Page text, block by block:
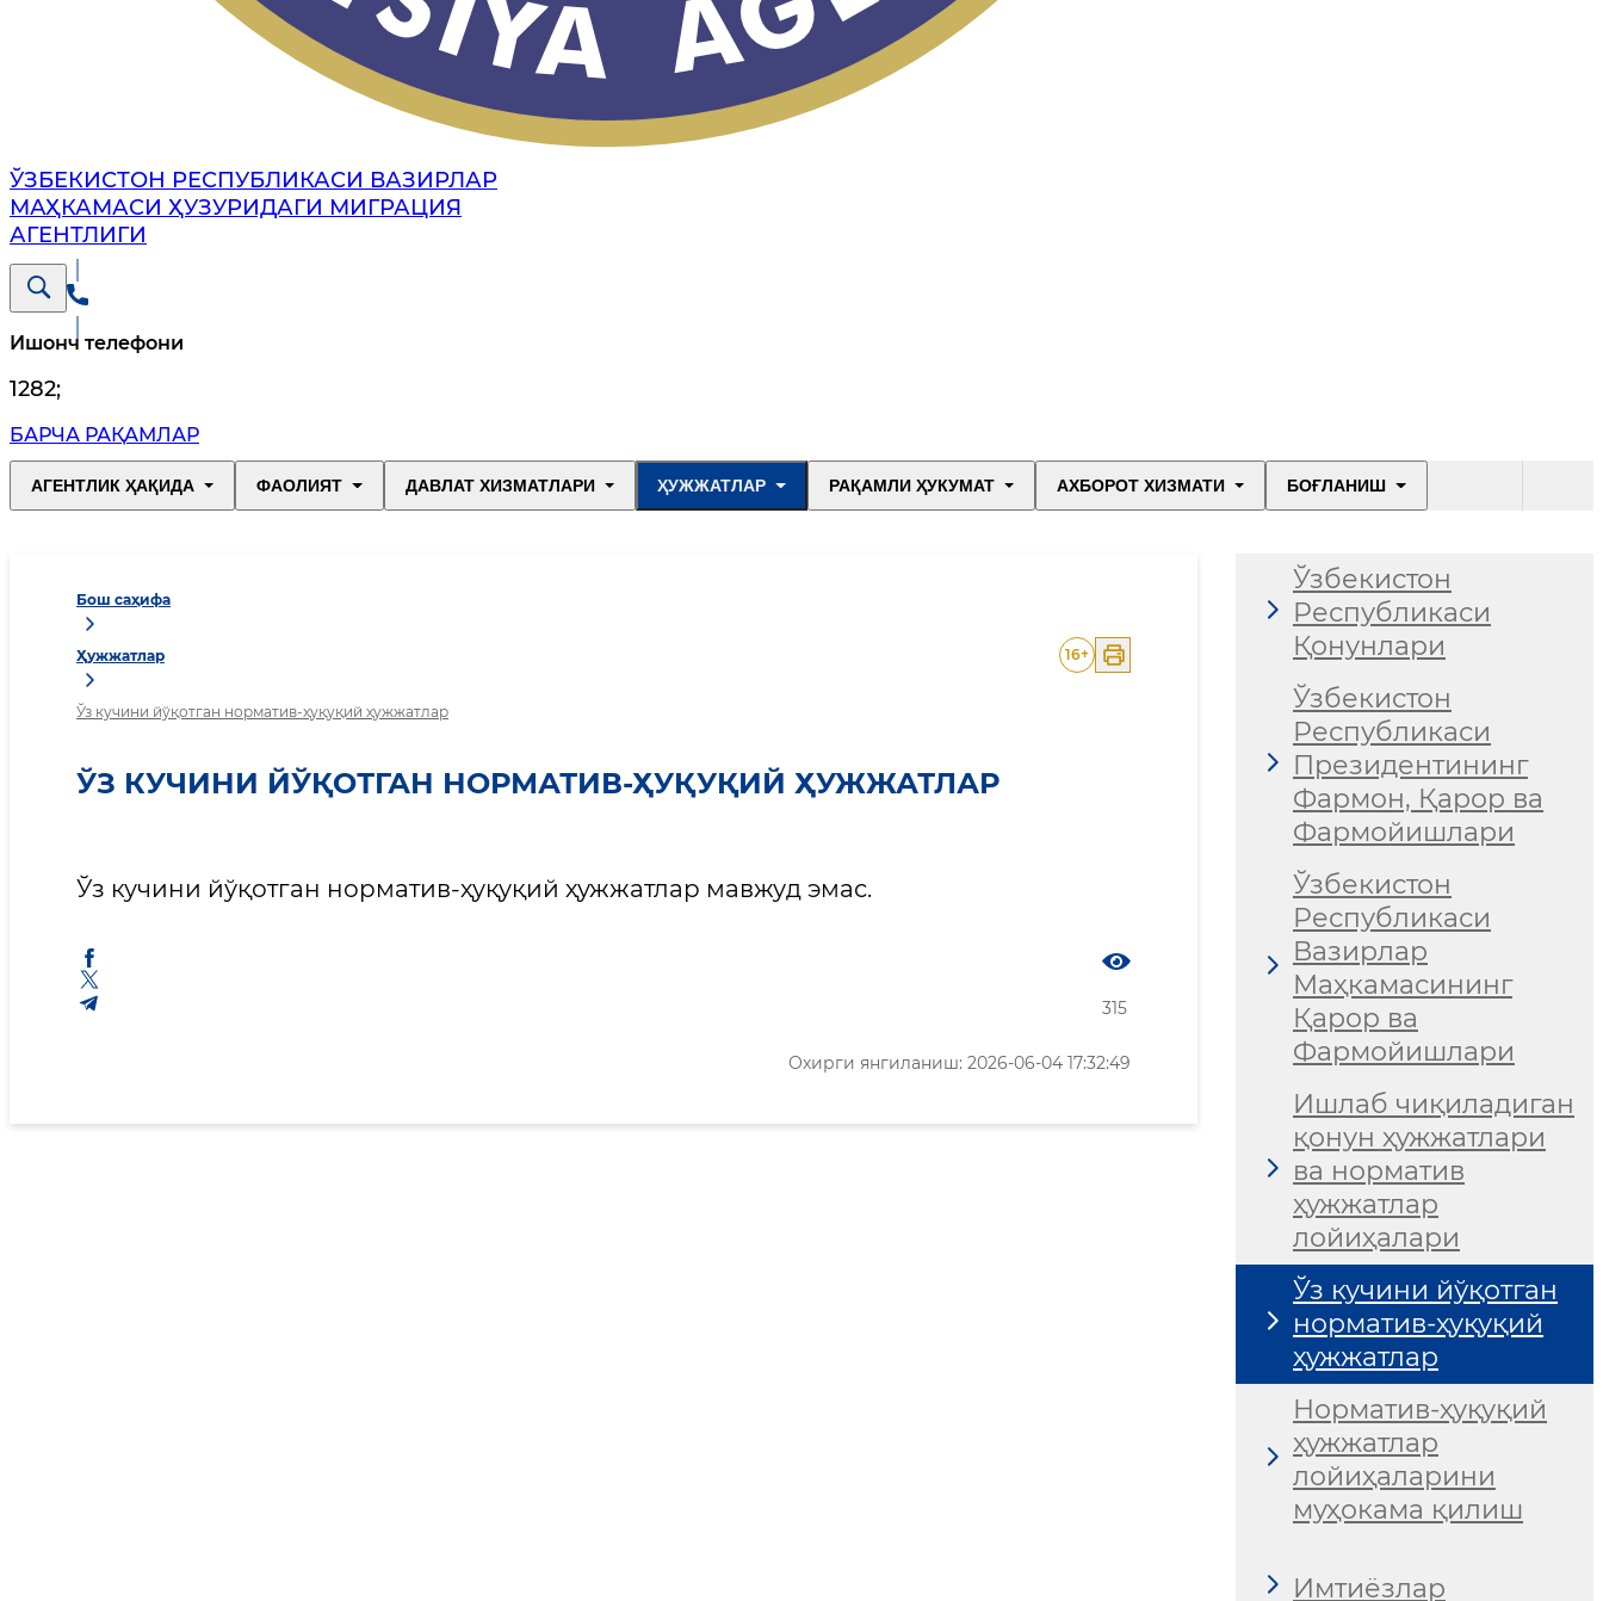
ЎЗБЕКИСТОН РЕСПУБЛИКАСИ ВАЗИРЛАР
МАҲКАМАСИ ҲУЗУРИДАГИ МИГРАЦИЯ
АГЕНТЛИГИ
Ишонч телефони
1282;
БАРЧА РАҚАМЛАР
АГЕНТЛИК ҲАҚИДА ФАОЛИЯТ ДАВЛАТ ХИЗМАТЛАРИ ҲУЖЖАТЛАР РАҚАМЛИ ҲУКУМАТ АХБОРОТ ХИЗМАТИ БОҒЛАНИШ
Бош саҳифа
Ҳужжатлар
Ўз кучини йўқотган норматив-ҳуқуқий ҳужжатлар
16+
ЎЗ КУЧИНИ ЙЎҚОТГАН НОРМАТИВ-ҲУҚУҚИЙ ҲУЖЖАТЛАР
Ўз кучини йўқотган норматив-ҳуқуқий ҳужжатлар мавжуд эмас.
315
Охирги янгиланиш: 2026-06-04 17:32:49
Ўзбекистон
Республикаси
Қонунлари
Ўзбекистон
Республикаси
Президентининг
Фармон, Қарор ва
Фармойишлари
Ўзбекистон
Республикаси
Вазирлар
Маҳкамасининг
Қарор ва
Фармойишлари
Ишлаб чиқиладиган
қонун ҳужжатлари
ва норматив
ҳужжатлар
лойиҳалари
Ўз кучини йўқотган
норматив-ҳуқуқий
ҳужжатлар
Норматив-ҳуқуқий
ҳужжатлар
лойиҳаларини
муҳокама қилиш
Имтиёзлар